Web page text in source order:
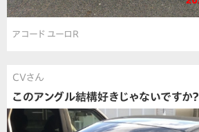
アコード ユーロR
CVさん
このアングル結構好きじゃないですか？